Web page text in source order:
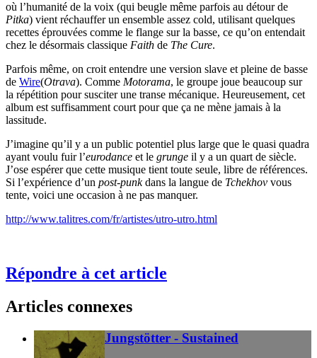
où l’humanité de la voix (qui beugle même parfois au détour de
Pitka) vient réchauffer un ensemble assez cold, utilisant quelques
recettes éprouvées comme le flange sur la basse, ce qu’on entendait
chez le désormais classique Faith de The Cure.
Parfois même, on croit entendre une version slave et pleine de basse
de Wire(Otrava). Comme Motorama, le groupe joue beaucoup sur
la répétition pour susciter une transe mécanique. Heureusement, cet
album est suffisamment court pour que ça ne mène jamais à la
lassitude.
J’imagine qu’il y a un public potentiel plus large que le quasi quadra
ayant voulu fuir l’eurodance et le grunge il y a un quart de siècle.
J’ose espérer que cette musique tient toute seule, libre de références.
Si l’expérience d’un post-punkdans la langue de Tchekhov vous
tente, voici une occasion à ne pas manquer.
http://www.talitres.com/fr/artistes/utro-utro.html
Répondre à cet article
Articles connexes
Jungstötter - Sustained